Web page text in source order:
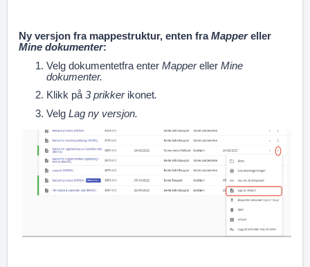
Ny versjon fra mappestruktur, enten fraMappereller
Mine dokumenter:
Velg dokumentetfra enter Mappereller Mine
dokumenter.
Klikk på 3 prikker ikonet.
Velg Lag ny versjon.